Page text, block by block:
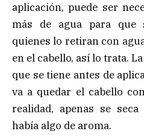
aplicación, puede ser
más de agua para que
quienes lo retiran con
en el cabello, así lo trata.
que se tiene antes de
va a quedar el cabello
realidad, apenas se
había algo de aroma.